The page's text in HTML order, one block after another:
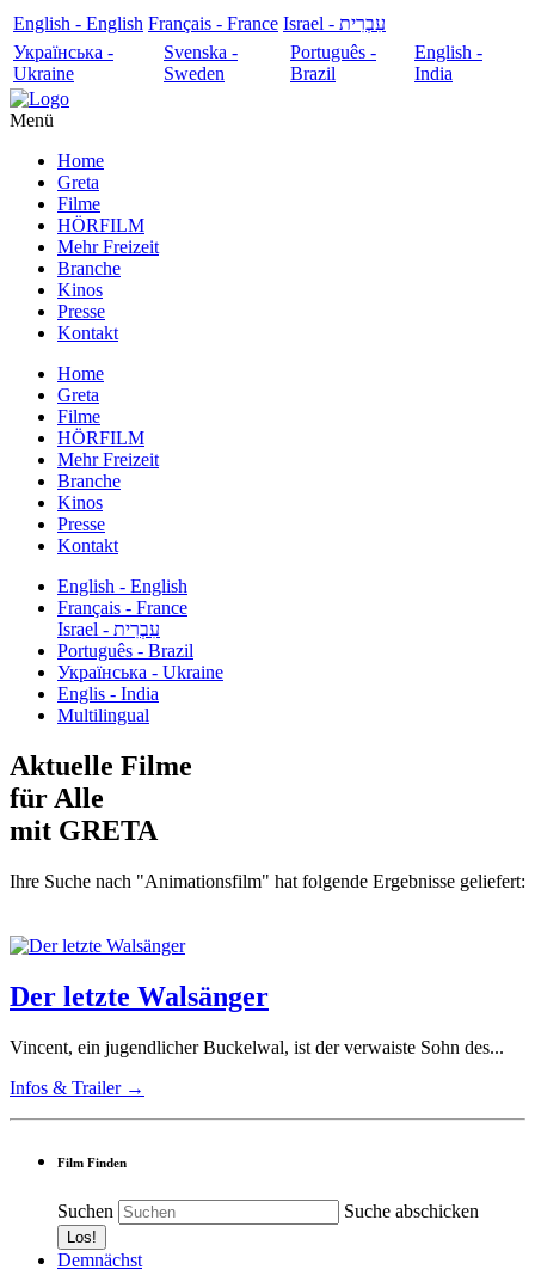
English - English Français - France
עִבְרִית - Israel
Українська -
Ukraine
Svenska -
Sweden
Português -
Brazil
English -
India
Menü
Home
Greta
Filme
HÖRFILM
Mehr Freizeit
Branche
Kinos
Presse
Kontakt
Home
Greta
Filme
HÖRFILM
Mehr Freizeit
Branche
Kinos
Presse
Kontakt
English - English
Français - France
עִבְרִית - Israel
Português - Brazil
Українська - Ukraine
Englis - India
Multilingual
Aktuelle Filme
für Alle
mit GRETA
Ihre Suche nach "Animationsfilm" hat folgende Ergebnisse geliefert:
Der letzte Walsänger
Vincent, ein jugendlicher Buckelwal, ist der verwaiste Sohn des...
Infos & Trailer →
Film Finden
Suchen Suche abschicken
Demnächst